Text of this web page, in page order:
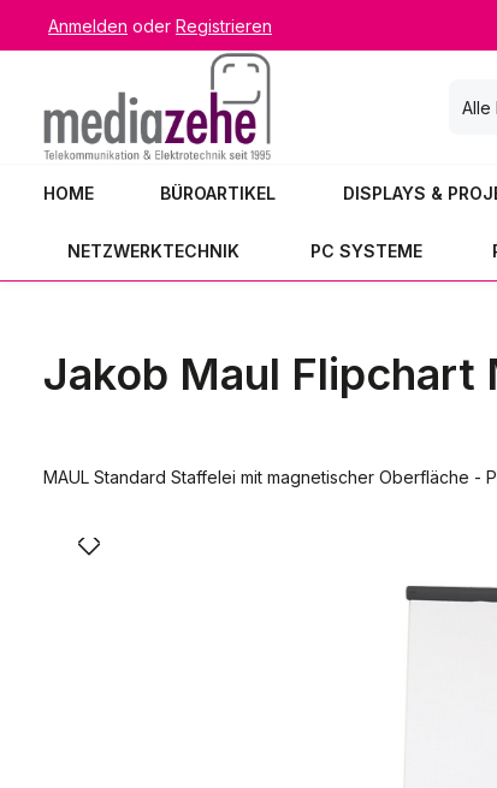
Hauptinhalt springen
Zur Suche springen
Zur Hauptnavigation springen
Anmelden oder Registrieren
Alle
HOME BÜROARTIKEL DISPLAYS &
NETZWERKTECHNIK PC SYSTEME
Jakob Maul Flipchart
MAUL Standard Staffelei mit magnetischer Oberfläche -
Bildergalerie überspringen